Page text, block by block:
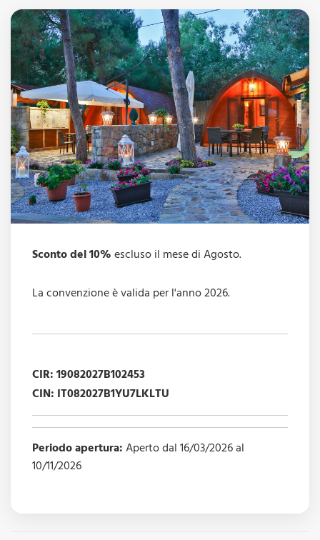
Sconto del 10%escluso il mese di Agosto.
La convenzione è valida per l'anno 2026.
CIR: 19082027B102453
CIN: IT082027B1YU7LKLTU
Periodo apertura:Aperto dal 16/03/2026 al
10/11/2026